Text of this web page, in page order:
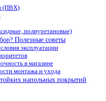
(ПВХ)
полиуретановые)
Полезные советы
эксплуатации
в магазине
монтажа и ухода
напольных покрытий